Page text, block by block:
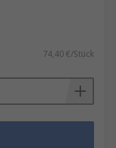
74,40 €/Stück